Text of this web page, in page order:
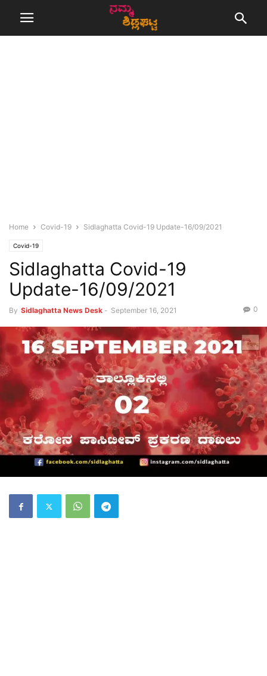
Home Covid-19 Sidlaghatta Covid-19 Update-16/09/2021
Covid-19
Sidlaghatta Covid-19
Update-16/09/2021
By Sidlaghatta News Desk - September 16, 2021 0